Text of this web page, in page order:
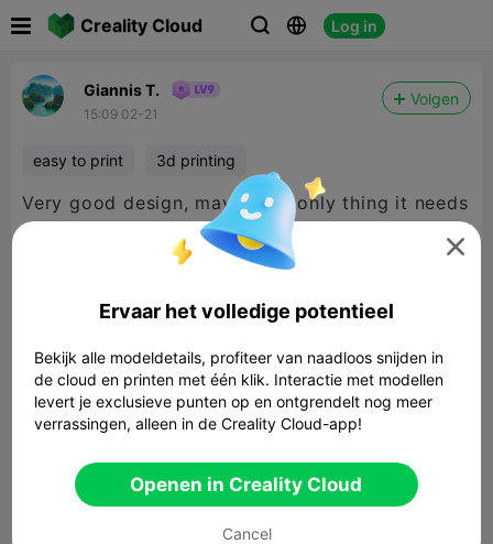
Creality Cloud   Log in
Giannis T.
15:09 02-21
Volgen
easy to print 3d printing
Very good design, maybe the only thing it needs
is a TPU shield so it doesn’t slip on the wall.

Ervaar het volledige potentieel
Bekijk alle modeldetails, profiteer van naadloos snijden in
de cloud en printen met één klik. Interactie met modellen
levert je exclusieve punten op en ontgrendelt nog meer
verrassingen, alleen in de Creality Cloud-app!
Openen in Creality Cloud
Cancel